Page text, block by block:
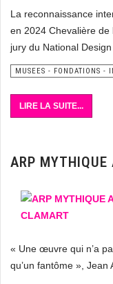
La reconnaissance
en 2024 Chevalière
jury du National
MUSEES - FONDATIONS -
LIRE LA SUITE...
ARP
« Une œuvre qui n’a
qu’un fantôme », Jean